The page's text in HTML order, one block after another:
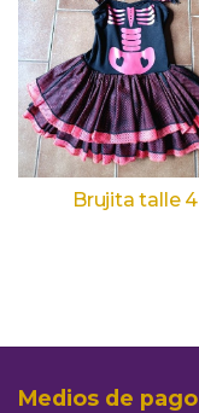
Brujita talle 4
Medios de pago